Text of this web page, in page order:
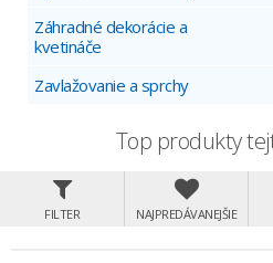
Záhradné dekorácie a
kvetináče
Zavlažovanie a sprchy
Top produkty
FILTER NAJPREDÁVANEJŠIE